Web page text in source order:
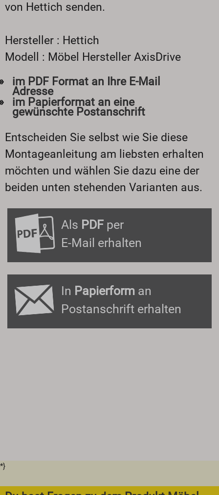
von Hettich senden.
Hersteller : Hettich
Modell : Möbel Hersteller AxisDrive
im PDF Format an Ihre E-Mail
Adresse
im Papierformat an eine
gewünschte Postanschrift
Entscheiden Sie selbst wie Sie diese
Montageanleitung am liebsten erhalten
möchten und wählen Sie dazu eine der
beiden unten stehenden Varianten aus.
Als PDF per
E-Mail erhalten
In Papierform an
Postanschrift erhalten
*}